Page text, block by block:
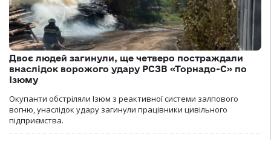
Двоє людей загинули, ще четверо постраждали
внаслідок ворожого удару РСЗВ «Торнадо-С» по
Ізюму
Окупанти обстріляли Ізюм з реактивної системи залпового
вогню, унаслідок удару загинули працівники цивільного
підприємства.